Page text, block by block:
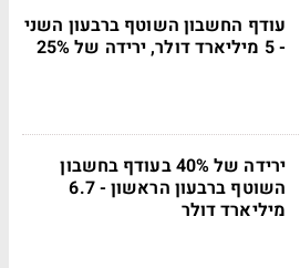
עודף החשבון השוטף ברבעון השני
- 5 מיליארד דולר, ירידה של 25%
ירידה של 40% בעודף בחשבון
השוטף ברבעון הראשון - 6.7
מיליארד דולר